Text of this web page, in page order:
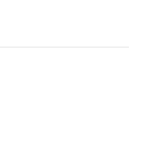
: 'Sejatinya hidup